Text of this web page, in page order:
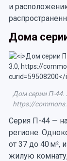
и
Дома
Дом серии П-44.
https://
Серия П-44 —
регионе.
от 37 до 40 м²,
жилую